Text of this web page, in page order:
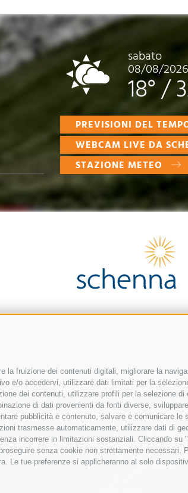
fruizione dei contenuti digitali, migliorare la
e/o accedervi, utilizzare dati limitati per la
dei contenuti, utilizzare profili per la selezione
di dati provenienti da fonti diverse,
pubblicità e contenuto, salvare e comunicare le
trasmesse automaticamente, utilizzare dati di
incorrere in limitazioni sostanziali. Cliccando
senza cookie non strettamente necessari.
Le tue preferenze si applicheranno al solo
sabato
08/08/2026
18°/
PREVISIONI DEL
WEBCAM LIVE DA
STAZIONE METEO